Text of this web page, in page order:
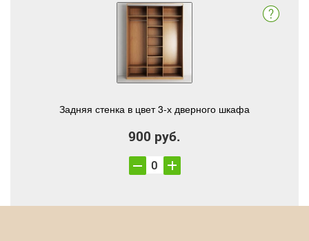
Задняя стенка в цвет 3-х дверного шкафа
900 руб.